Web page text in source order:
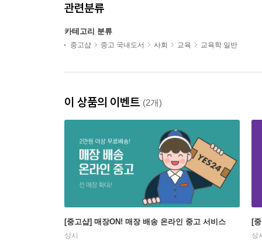
관련분류
카테고리 분류
중고샵 중고 국내도서 사회 교육 교육학 일반
이 상품의 이벤트 (2개)
[중고샵] 매장ON! 매장 배송 온라인 중고 서비스
상시
[
상